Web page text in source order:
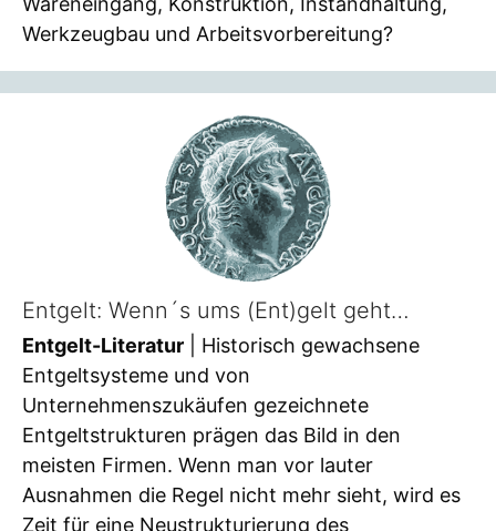
Werkzeugbau und Arbeitsvorbereitung?
Entgelt: Wenn´s ums (Ent)gelt geht…
Entgelt-Literatur | Historisch gewachsene
Entgeltsysteme und von
Unternehmenszukäufen gezeichnete
Entgeltstrukturen prägen das Bild in den
meisten Firmen. Wenn man vor lauter
Ausnahmen die Regel nicht mehr sieht, wird es
Zeit für eine Neustrukturierung des